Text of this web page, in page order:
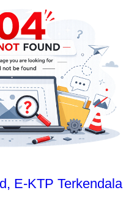
E-KTP Terkendala